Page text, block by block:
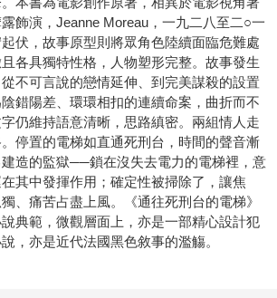
飾演，Jeanne Moreau，一九二八至二○一
伏，故事原型則將眾角色陸續面臨危難處
各具獨特性格，人物塑形完整。故事發生
不可言說的戀情延伸、到完美謀殺的設置
錯陽差、環環相扣的連續命案，曲折而不
仍維持語意清晰，思路縝密。兩組情人走
停置的電梯如直通死刑台，時間的聲音漸
造的監獄──鎖在沒失去電力的電梯裡，意
其中發揮作用；確定性被掃除了，讓焦
、痛苦占盡上風。《通往死刑台的電梯》
典範，微觀層面上，亦是一部精心設計犯
，亦是近代法國黑色敘事的濫觴。